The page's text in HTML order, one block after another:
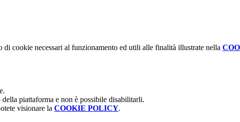
cookie necessari al funzionamento ed utili alle finalità illustrate nella
piattaforma e non è possibile disabilitarli.
visionare la COOKIE POLICY.